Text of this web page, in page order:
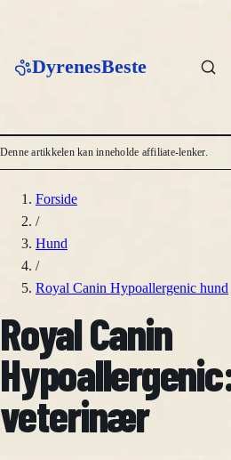
DyrenesBeste
Denne artikkelen kan inneholde affiliate-lenker.
Forside
/
Hund
/
Royal Canin Hypoallergenic hund
Royal Canin
veterinær